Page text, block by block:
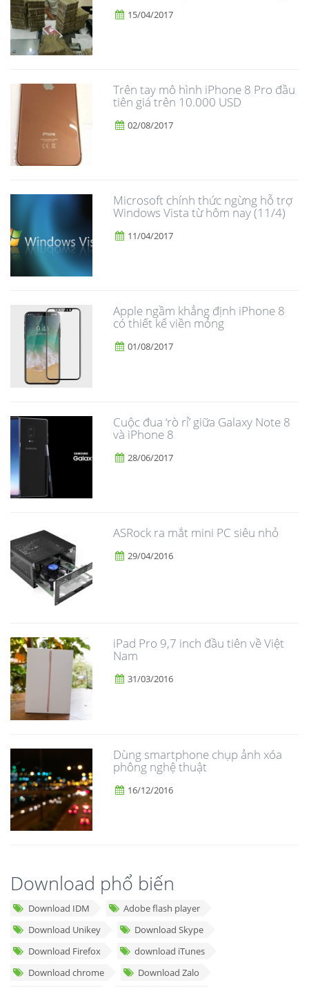
15/04/2017
Trên tay mô hình iPhone 8 Pro đầu
tiên giá trên 10.000 USD
02/08/2017
Microsoft chính thức ngừng hỗ trợ
Windows Vista từ hôm nay (11/4)
11/04/2017
Apple ngầm khẳng định iPhone 8
có thiết kế viền mỏng
01/08/2017
​Cuộc đua ‘rò rỉ’ giữa Galaxy Note 8
và iPhone 8
28/06/2017
ASRock ra mắt mini PC siêu nhỏ
29/04/2016
iPad Pro 9,7 inch đầu tiên về Việt
Nam
31/03/2016
Dùng smartphone chụp ảnh xóa
phông nghệ thuật
16/12/2016
Download phổ biến
Download IDM
Adobe flash player
Download Unikey
Download Skype
Download Firefox
download iTunes
Download chrome
Download Zalo